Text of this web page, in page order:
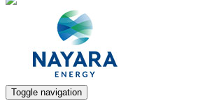
Toggle navigation